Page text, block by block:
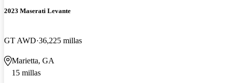
2023 Maserati Levante
GT AWD 36,225 millas
Marietta, GA
15 millas